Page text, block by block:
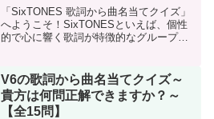
「SixTONES 歌詞から曲名当てクイズ」
へようこそ！SixTONESといえば、個性
的で心に響く歌詞が特徴的なグループ。
ズでは、そんな彼らの楽曲からピックア
ップした歌...
V6の歌詞から曲名当てクイズ～
貴方は何問正解できますか？～
【全15問】